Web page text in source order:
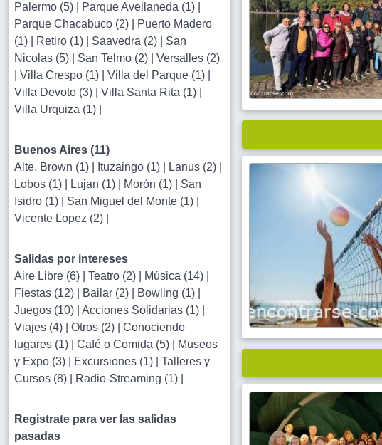
Palermo (5)
Parque Avellaneda (1)
Parque Chacabuco (2)
Puerto Madero
(1)
Retiro (1) Saavedra (2)
San
Nicolas (5)
San Telmo (2)
Versalles (2)
Villa Crespo (1) Villa del Parque (1)
Villa Devoto (3)
Villa Santa Rita (1)
Villa Urquiza (1)
Buenos Aires (11)
Alte. Brown (1)
Ituzaingo (1) Lanus (2)
Lobos (1)
Lujan (1) Morón (1)
San
Isidro (1)
San Miguel del Monte (1)
Vicente Lopez (2)
Salidas por intereses
Aire Libre (6)
Teatro (2) Música (14)
Fiestas (12)
Bailar (2) Bowling (1)
Juegos (10)
Acciones Solidarias (1)
Viajes (4)
Otros (2)
Conociendo
lugares (1)
Café o Comida (5)
Museos
y Expo (3)
Excursiones (1)
Talleres y
Cursos (8)
Radio-Streaming (1)
Registrate para ver las salidas
pasadas